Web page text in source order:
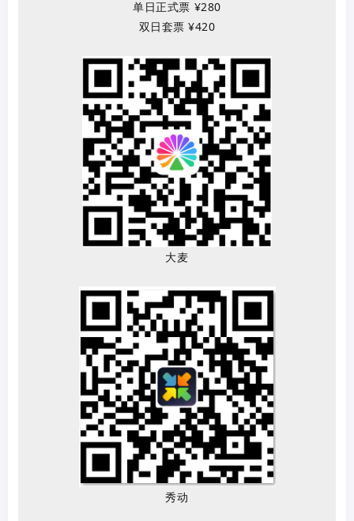
单日正式票 ¥280
双日套票 ¥420
大麦
秀动